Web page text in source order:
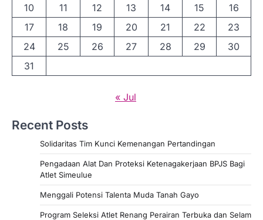
10
11 12 13 14 15
16
17
18 19 20 21 22
23
24
25 26 27 28 29
30
31
« Jul
Recent Posts
Solidaritas Tim Kunci Kemenangan Pertandingan
Pengadaan Alat Dan Proteksi Ketenagakerjaan BPJS Bagi
Atlet Simeulue
Menggali Potensi Talenta Muda Tanah Gayo
Program Seleksi Atlet Renang Perairan Terbuka dan Selam